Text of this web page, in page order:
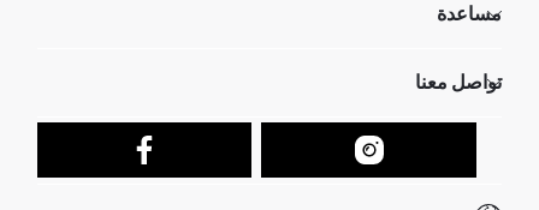
تعرف علينا
مساعدة
عمليات الارجاع و الاستبدال السهلة
تتبع الشحنة
كيف يمكنك التسوق في ديفاكتو ؟
كيف تدفع في ديفاكتو؟
تواصل معنا
نموذج الاتصال